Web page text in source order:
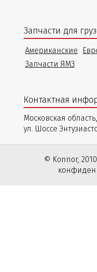
Запчасти для
Американские
Запчасти ЯМЗ
Контактная
Московская
ул. Шоссе
© Konnor,